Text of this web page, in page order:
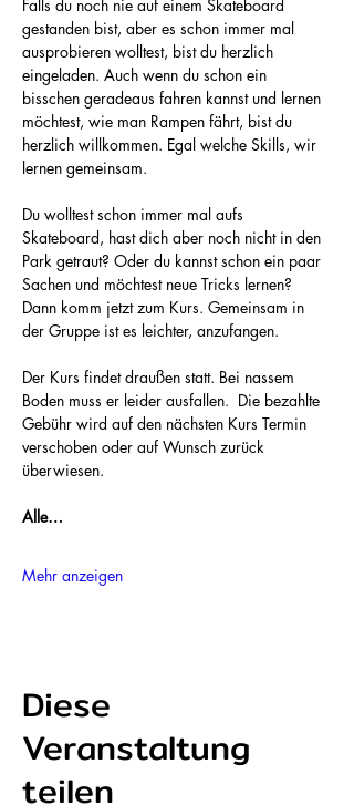
Falls du noch nie auf einem Skateboard
gestanden bist, aber es schon immer mal
ausprobieren wolltest, bist du herzlich
eingeladen. Auch wenn du schon ein
bisschen geradeaus fahren kannst und lernen
möchtest, wie man Rampen fährt, bist du
herzlich willkommen. Egal welche Skills, wir
lernen gemeinsam.
Du wolltest schon immer mal aufs
Skateboard, hast dich aber noch nicht in den
Park getraut? Oder du kannst schon ein paar
Sachen und möchtest neue Tricks lernen?
Dann komm jetzt zum Kurs. Gemeinsam in
der Gruppe ist es leichter, anzufangen.
Der Kurs findet draußen statt. Bei nassem
Boden muss er leider ausfallen.  Die bezahlte
Gebühr wird auf den nächsten Kurs Termin
verschoben oder auf Wunsch zurück
überwiesen.
Alle…
Mehr anzeigen
Diese
Veranstaltung
teilen